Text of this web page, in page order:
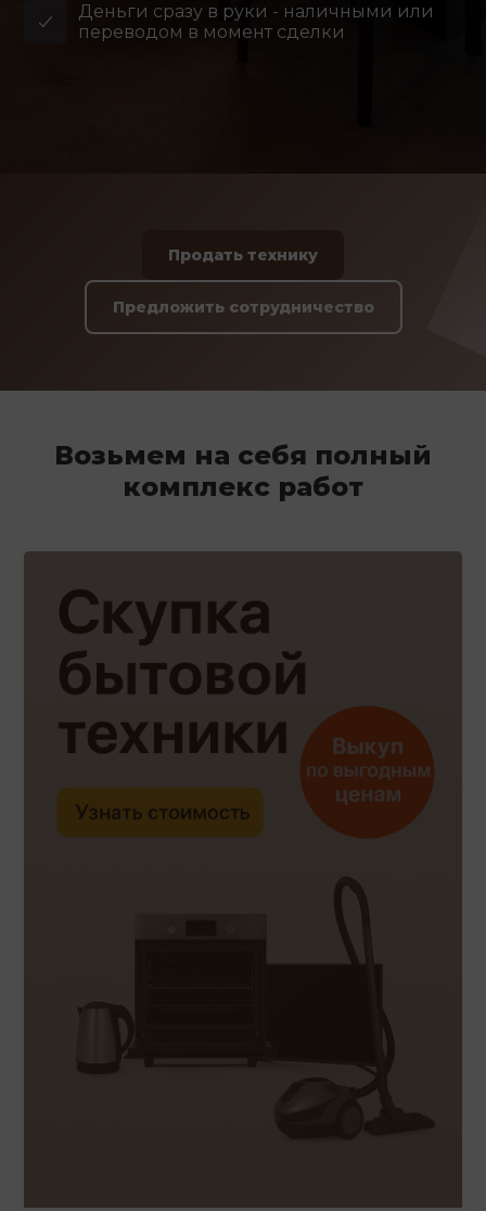
Деньги сразу в руки - наличными или
переводом в момент сделки
Продать технику
Предложить сотрудничество
Возьмем на себя полный
комплекс работ